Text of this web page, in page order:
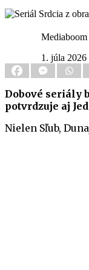
Mediaboom
1. júla 2026
Dobové seriály
potvrdzuje aj
Nielen Sľub,